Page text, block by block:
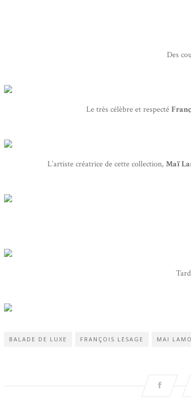
Des
Le très célèbre et respecté
L’artiste créatrice de cette collection, Maï
BALADE DE LUXE FRANÇOIS LESAGE MAI